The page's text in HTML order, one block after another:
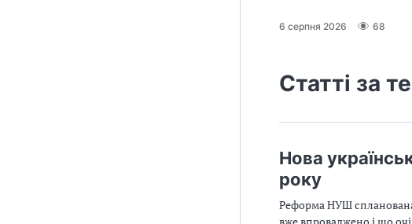
6 серпня 2026 68
Статті за
Нова
року
Реформа НУШ спланована